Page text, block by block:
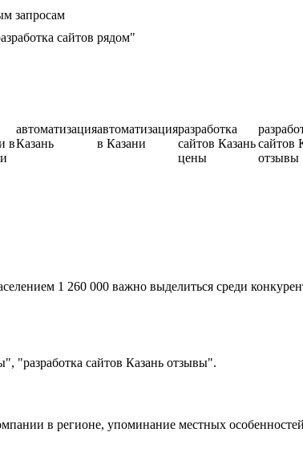
запросам
сайтов рядом"
в
автоматизация
Казань
автоматизация
в Казани
разработка
сайтов Казань
цены
сайтов
отзывы
1 260 000 важно выделиться среди
"разработка сайтов Казань отзывы".
в регионе, упоминание местных